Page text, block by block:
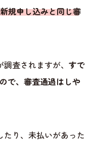
新規申し込みと同じ審
査されますが、 すで
で、審査通過はしや
り、未払いがあった